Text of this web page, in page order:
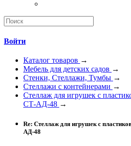
Войти
Каталог товаров →
Мебель для детских садов →
Стенки, Стеллажи, Тумбы →
Стеллажи с контейнерами →
Стеллаж для игрушек с
СТ-АД-48 →
Re: Стеллаж для игрушек с
АД-48